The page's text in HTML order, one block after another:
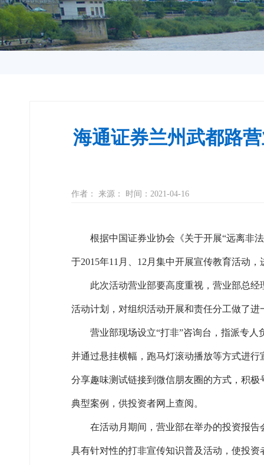
海通证券兰州武都路
作者： 来源： 时间：2021-04-16
根据中国证券业协会《关于开展“远离非法
于2015年11月、12月集中开展宣传教育活动
此次活动营业部要高度重视，营业部总经
活动计划，对组织活动开展和责任分工做了
营业部现场设立“打非”咨询台，指派专人
并通过悬挂横幅，跑马灯滚动播放等方式进
分享趣味测试链接到微信朋友圈的方式，积
典型案例，供投资者网上查阅。
在活动月期间，营业部在举办的投资报告
具有针对性的打非宣传知识普及活动，使投